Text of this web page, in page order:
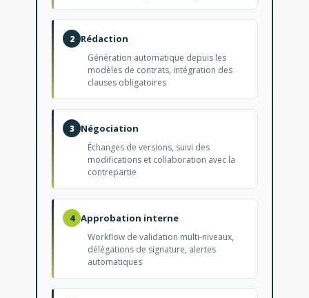
2 Rédaction
Génération automatique depuis les
modèles de contrats, intégration des
clauses obligatoires
3 Négociation
Échanges de versions, suivi des
modifications et collaboration avec la
contrepartie
4 Approbation interne
Workflow de validation multi-niveaux,
délégations de signature, alertes
automatiques